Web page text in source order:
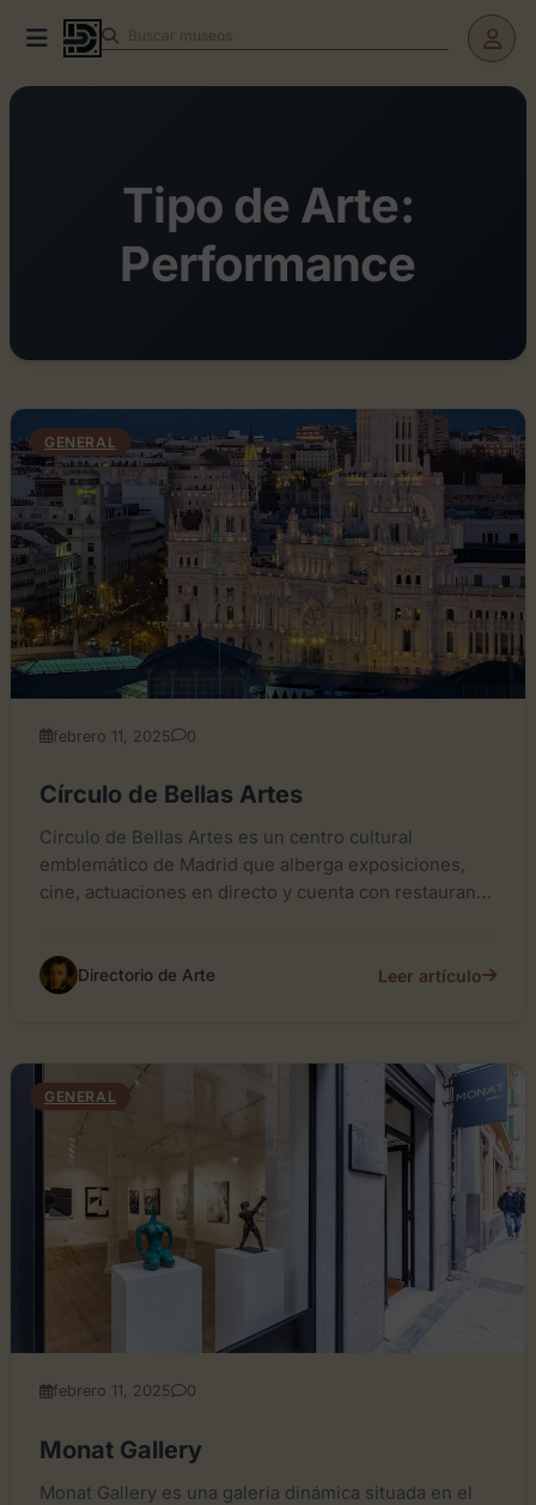
Buscar museos
Tipo de Arte:
Performance
GENERAL
febrero 11, 2025 0
Círculo de Bellas Artes
Círculo de Bellas Artes es un centro cultural
emblemático de Madrid que alberga exposiciones,
cine, actuaciones en directo y cuenta con restaurante
Directorio de Arte Leer artículo
GENERAL
febrero 11, 2025 0
Monat Gallery
Monat Gallery es una galería dinámica situada en el